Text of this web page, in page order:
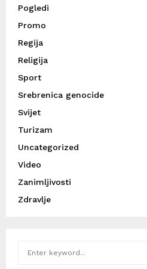
Pogledi
Promo
Regija
Religija
Sport
Srebrenica genocide
Svijet
Turizam
Uncategorized
Video
Zanimljivosti
Zdravlje